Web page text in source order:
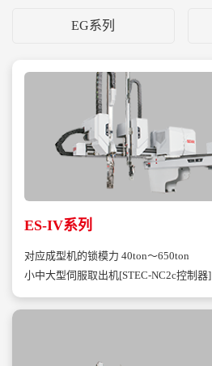
EG系列
ES-IV系列
对应成型机的锁模力 40ton～650ton
小中大型伺服取出机[STEC-NC2c控制器]